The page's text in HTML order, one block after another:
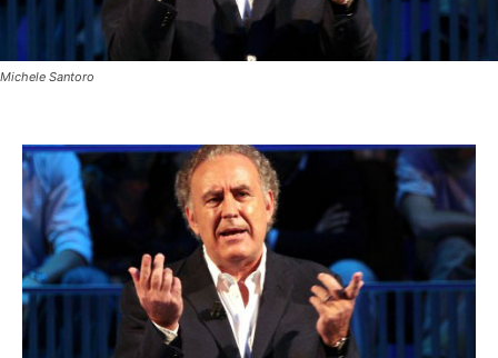
Michele Santoro